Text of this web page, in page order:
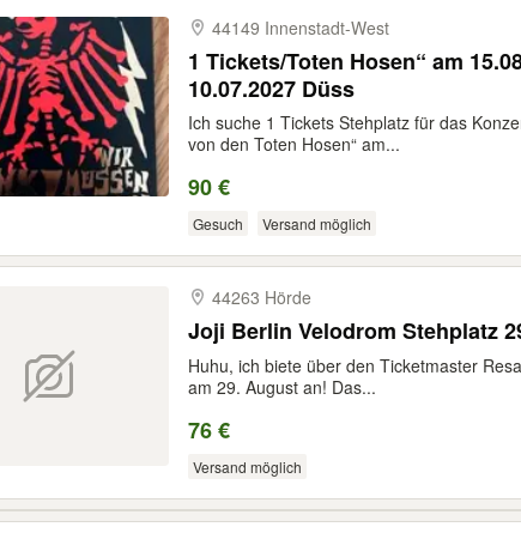
44149 Innenstadt-​West
1 Tickets/Toten Hosen“ am
10.07.2027 Düss
Ich suche 1 Tickets Stehplatz für das
von den Toten Hosen“ am...
90 €
Gesuch Versand möglich
44263 Hörde
Joji Berlin Velodrom Stehplatz
Huhu, ich biete über den Ticketmaster
am 29. August an! Das...
76 €
Versand möglich